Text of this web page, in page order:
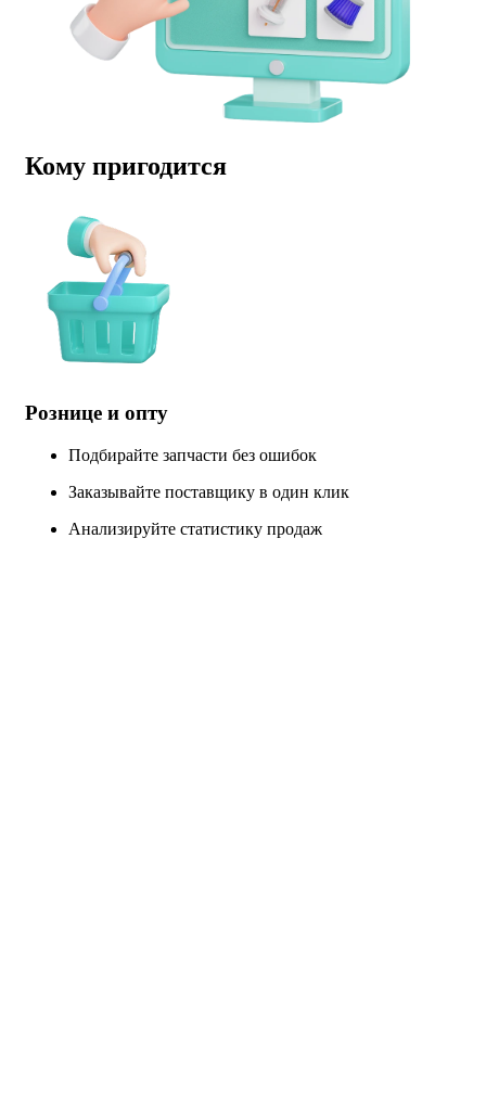
Кому пригодится
Рознице и опту
Подбирайте запчасти без ошибок
Заказывайте поставщику в один клик
Анализируйте статистику продаж